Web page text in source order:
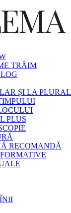
TRĂIM
ȘI LA PLURAL
PLUS
RECOMANDĂ